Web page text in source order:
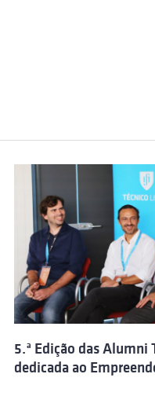
5.ª Edição das
dedicada ao